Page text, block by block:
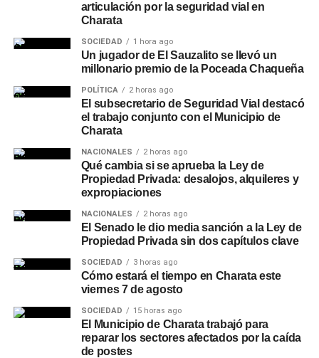
articulación por la seguridad vial en
Charata
SOCIEDAD 1 hora ago
Un jugador de El Sauzalito se llevó un
millonario premio de la Poceada Chaqueña
POLÍTICA 2 horas ago
El subsecretario de Seguridad Vial destacó
el trabajo conjunto con el Municipio de
Charata
NACIONALES 2 horas ago
Qué cambia si se aprueba la Ley de
Propiedad Privada: desalojos, alquileres y
expropiaciones
NACIONALES 2 horas ago
El Senado le dio media sanción a la Ley de
Propiedad Privada sin dos capítulos clave
SOCIEDAD 3 horas ago
Cómo estará el tiempo en Charata este
viernes 7 de agosto
SOCIEDAD 15 horas ago
El Municipio de Charata trabajó para
reparar los sectores afectados por la caída
de postes